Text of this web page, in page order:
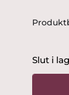
Slut i